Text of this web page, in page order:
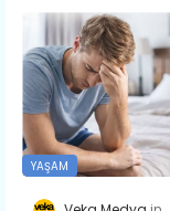
YAŞAM